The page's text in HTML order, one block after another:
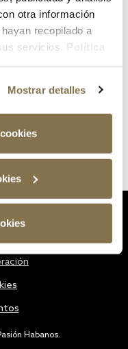
otra información
recopilado a
servicios. Política
Mostrar detalles
Habanos.